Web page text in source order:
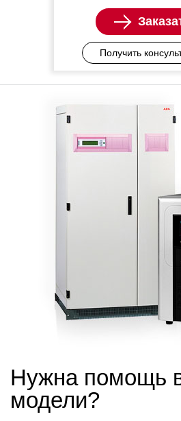
Получить
Нужна помощь
модели?